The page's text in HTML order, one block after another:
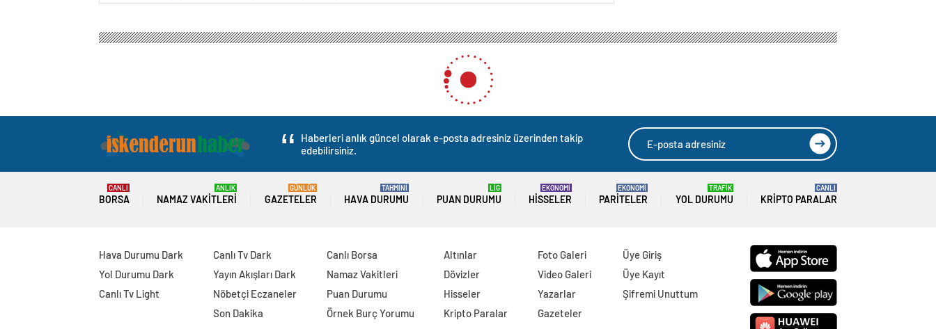
Haberleri anlık güncel olarak e-posta adresiniz üzerinden takip
edebilirsiniz.
BORSA
CANLI
NAMAZ VAKITLERI
ANLIK
GAZETELER
GÜNLÜK
HAVA DURUMU
TAHMİNİ
PUAN DURUMU
LİG
HISSELER
EKONOMİ
PARITELER
EKONOMİ
YOL DURUMU
TRAFİK
KRIPTO PARALAR
CANLI
Hava Durumu Dark
Yol Durumu Dark
Canlı Tv Light
Canlı Tv Dark
Yayın Akışları Dark
Nöbetçi Eczaneler
Son Dakika
Canlı Borsa
Namaz Vakitleri
Puan Durumu
Örnek Burç Yorumu
Altınlar
Dövizler
Hisseler
Kripto Paralar
Foto Galeri
Video Galeri
Yazarlar
Gazeteler
Üye Giriş
Üye Kayıt
Şifremi Unuttum